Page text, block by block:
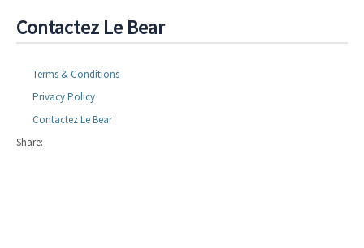
Contactez Le Bear
Terms & Conditions
Privacy Policy
Contactez Le Bear
Share: